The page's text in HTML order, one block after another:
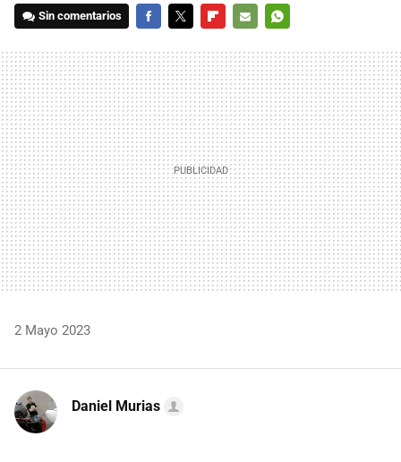
Sin comentarios
MAIL
2 Mayo 2023
Daniel Murias